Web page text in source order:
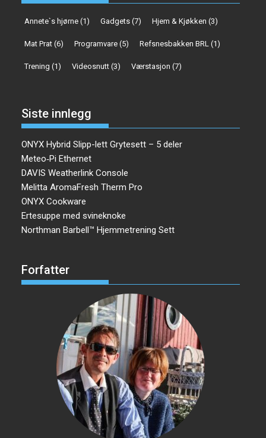
Annete`s hjørne (1) Gadgets (7) Hjem & Kjøkken (3)
Mat Prat (6) Programvare (5) Refsnesbakken BRL (1)
Trening (1) Videosnutt (3) Værstasjon (7)
Siste innlegg
ONYX Hybrid Slipp-lett Grytesett – 5 deler
Meteo‑Pi Ethernet
DAVIS Weatherlink Console
Melitta AromaFresh Therm Pro
ONYX Cookware
Ertesuppe med svineknoke
Northman Barbell™ Hjemmetrening Sett
Forfatter